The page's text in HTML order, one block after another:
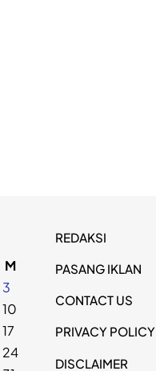
M
3
10
17
24
REDAKSI
PASANG IKLAN
CONTACT US
PRIVACY POLICY
DISCLAIMER